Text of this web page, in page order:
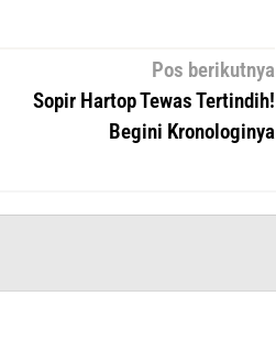
Pos berikutnya
Sopir Hartop Tewas Tertindih!
Begini Kronologinya